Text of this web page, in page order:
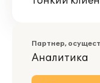
Партнер,
Аналитика